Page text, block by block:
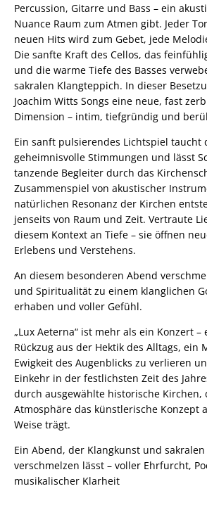
Percussion, Gitarre und Bass – ein
Nuance Raum zum Atmen gibt. Jeder
neuen Hits wird zum Gebet, jede
Die sanfte Kraft des Cellos, das
und die warme Tiefe des Basses
sakralen Klangteppich. In dieser
Joachim Witts Songs eine neue, fast
Dimension – intim, tiefgründig und
Ein sanft pulsierendes Lichtspiel taucht
geheimnisvolle Stimmungen und lässt
tanzende Begleiter durch das
Zusammenspiel von akustischer
natürlichen Resonanz der Kirchen
jenseits von Raum und Zeit. Vertraute
diesem Kontext an Tiefe – sie öffnen
Erlebens und Verstehens.
An diesem besonderen Abend
und Spiritualität zu einem klanglichen
erhaben und voller Gefühl.
„Lux Aeterna“ ist mehr als ein Konzert
Rückzug aus der Hektik des Alltags, ein
Ewigkeit des Augenblicks zu verlieren
Einkehr in der festlichsten Zeit des
durch ausgewählte historische Kirchen,
Atmosphäre das künstlerische Konzept
Weise trägt.
Ein Abend, der Klangkunst und
verschmelzen lässt – voller Ehrfurcht,
musikalischer Klarheit